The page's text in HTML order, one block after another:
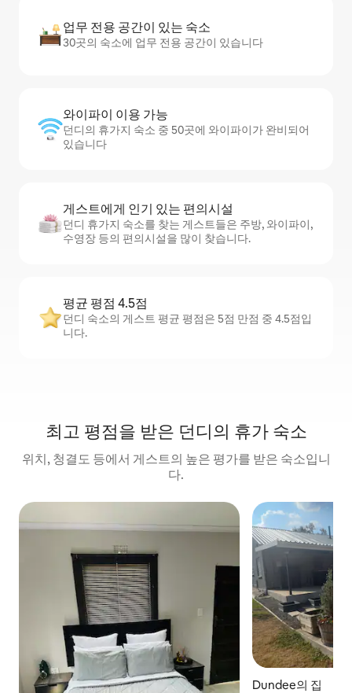
업무 전용 공간이 있는 숙소
30곳의 숙소에 업무 전용 공간이 있습니다
와이파이 이용 가능
던디의 휴가지 숙소 중 50곳에 와이파이가 완비되어
있습니다
게스트에게 인기 있는 편의시설
던디 휴가지 숙소를 찾는 게스트들은 주방, 와이파이,
수영장 등의 편의시설을 많이 찾습니다.
평균 평점 4.5점
던디 숙소의 게스트 평균 평점은 5점 만점 중 4.5점입
니다.
최고 평점을 받은 던디의 휴가 숙소
위치, 청결도 등에서 게스트의 높은 평가를 받은 숙소입니
다.
Dundee의 집